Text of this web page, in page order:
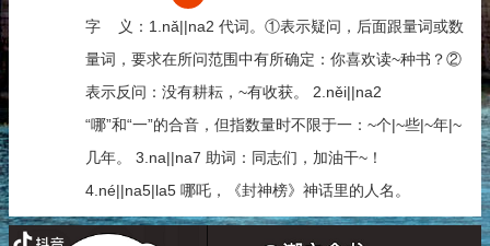
字 义：1.nǎ||na2 代词。①表示疑问，后面跟量词或数
量词，要求在所问范围中有所确定：你喜欢读~种书？②
表示反问：没有耕耘，~有收获。 2.něi||na2
“哪”和“一”的合音，但指数量时不限于一：~个|~些|~年|~
几年。 3.na||na7 助词：同志们，加油干~！
4.né||na5|la5 哪吒，《封神榜》神话里的人名。